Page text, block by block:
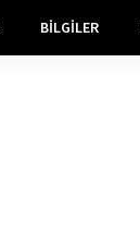
BILGILER